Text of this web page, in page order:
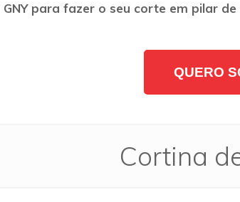
para fazer o seu corte em pilar
QUERO
Cortina